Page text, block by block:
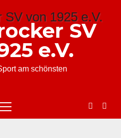
SV
e.V.
am schönsten